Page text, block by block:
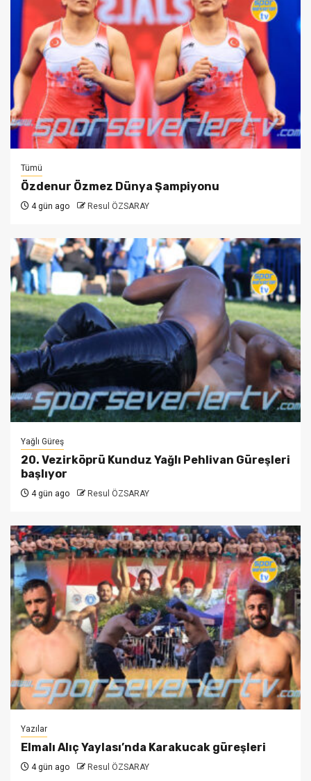
Tümü
Özdenur Özmez Dünya Şampiyonu
4 gün ago Resul ÖZSARAY
Yağlı Güreş
20. Vezirköprü Kunduz Yağlı Pehlivan Güreşleri
başlıyor
4 gün ago Resul ÖZSARAY
Yazılar
Elmalı Alıç Yaylası’nda Karakucak güreşleri
4 gün ago Resul ÖZSARAY